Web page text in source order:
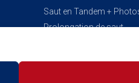
Saut en Tandem +
Prolongation de saut